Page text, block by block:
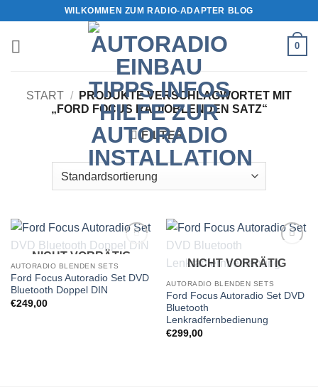
springen
WILKOMMEN ZUM RADIO-ADAPTER BLOG
0
START /
PRODUKTE VERSCHLAGWORTET MIT
„FORD FOCUS RADIOBLENDEN SATZ“
FILTER
Zu
Wunschliste
hinzufügen
NICHT VORRÄTIG
AUTORADIO BLENDEN SETS
Ford Focus Autoradio Set DVD
Bluetooth Doppel DIN
€249,00
Wunschliste
NICHT VORRÄTIG
AUTORADIO BLENDEN SETS
Ford Focus Autoradio Set DVD
Bluetooth
Lenkradfernbedienung
€299,00